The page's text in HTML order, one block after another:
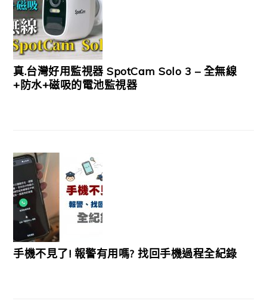
真.台灣好用監視器 SpotCam Solo 3 – 全無線
+防水+磁吸的電池監視器
手機不見了! 報警有用嗎? 找回手機過程全紀錄